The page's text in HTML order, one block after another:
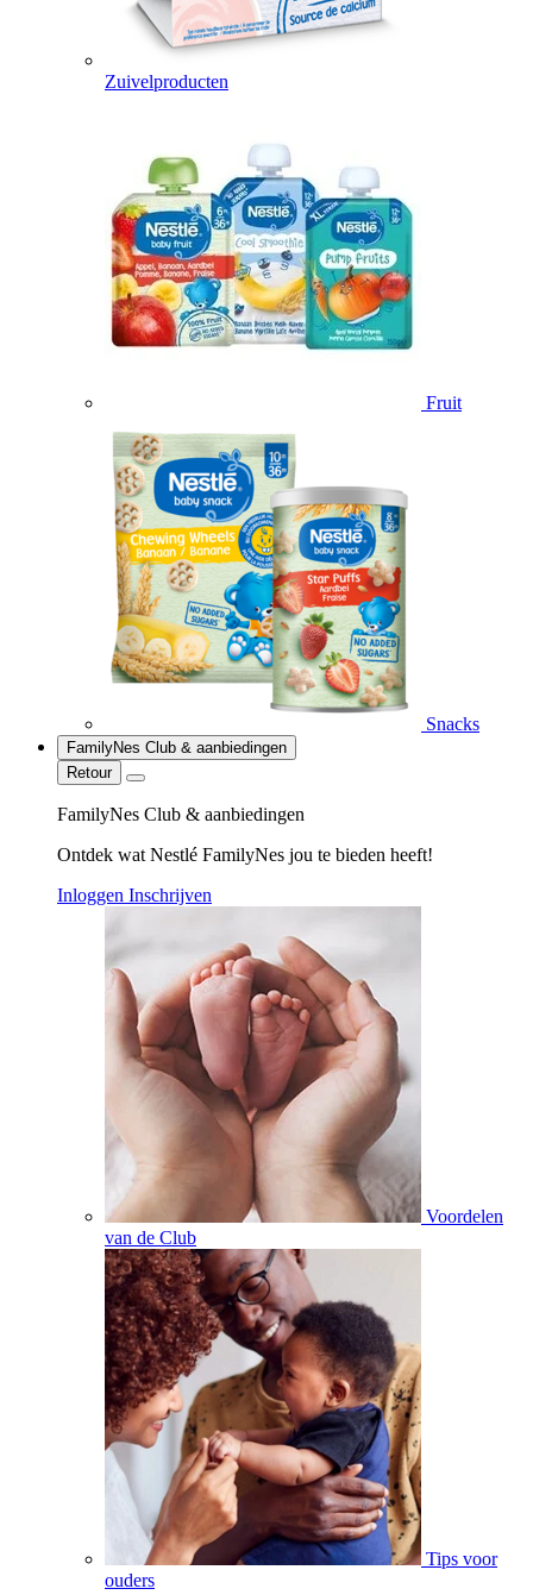
Zuivelproducten
Fruit
Snacks
FamilyNes Club & aanbiedingen
Retour
FamilyNes Club & aanbiedingen
Ontdek wat Nestlé FamilyNes jou te bieden heeft!
Inloggen Inschrijven
Voordelen
van de Club
Tips voor
ouders